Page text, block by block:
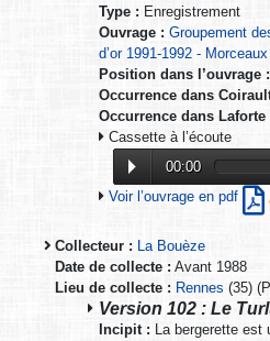
Type : Enregistrement
Ouvrage : Groupement
d’or 1991-1992 -
Position dans l’ouvrage :
Occurrence dans
Occurrence dans Laforte
Cassette à l’écoute
00:00
Voir l’ouvrage en pdf
Collecteur : La Bouèze
Date de collecte : Avant 1988
Lieu de collecte : Rennes (35)
Version 102 : Le
Incipit : La bergerette est